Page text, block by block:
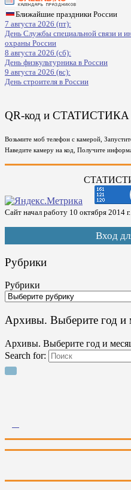
Ближайшие праздники России
7 августа 2026 (пт):
День Службы специальной связи и
охраны России
8 августа 2026 (сб):
День физкультурника в России
9 августа 2026 (вс):
День строителя в России
QR-код и СТАТИСТИКА
Возьмите моб телефон с камерой,
Наведите камеру на код, Получите
Сайт начал работу 10 октября 2014 г.
Вход
Рубрики
Рубрики
Архивы. Выберите год и
Архивы. Выберите год и
Search for: